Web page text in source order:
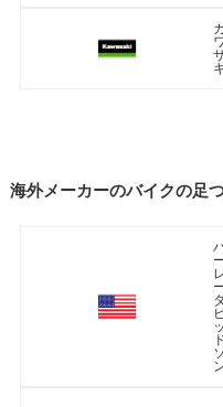
カ
海外メーカーのバイクの足
ッ